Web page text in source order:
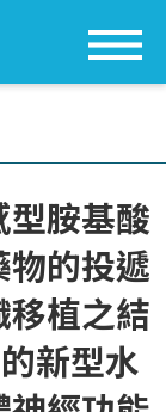
胺基酸
的投遞
植之結
新型水